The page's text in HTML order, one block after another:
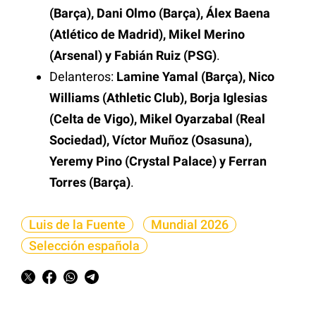
(Barça), Dani Olmo (Barça), Álex Baena
(Atlético de Madrid), Mikel Merino
(Arsenal) y Fabián Ruiz (PSG).
Delanteros: Lamine Yamal (Barça), Nico
Williams (Athletic Club), Borja Iglesias
(Celta de Vigo), Mikel Oyarzabal (Real
Sociedad), Víctor Muñoz (Osasuna),
Yeremy Pino (Crystal Palace) y Ferran
Torres (Barça).
Luis de la Fuente
Mundial 2026
Selección española